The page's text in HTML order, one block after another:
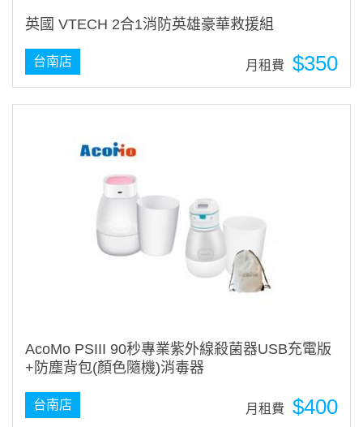
英國 VTECH 2合1消防英雄豪華救援組
$350
月租費
台南店
AcoMo PSIII 90秒專業紫外線殺菌器USB充電版
+防塵背包(顏色隨機)消毒器
$400
月租費
台南店